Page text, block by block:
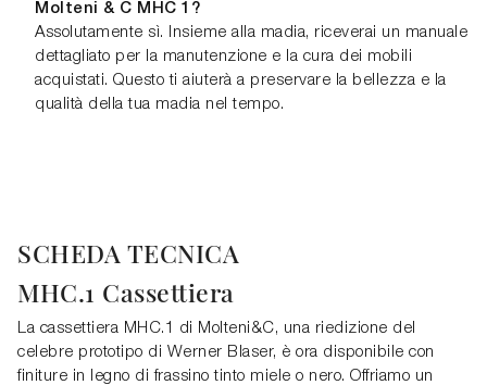
Molteni & C MHC 1?
Assolutamente sì. Insieme alla madia, riceverai un manuale
dettagliato per la manutenzione e la cura dei mobili
acquistati. Questo ti aiuterà a preservare la bellezza e la
qualità della tua madia nel tempo.
SCHEDA TECNICA
MHC.1 Cassettiera
La cassettiera MHC.1 di Molteni&C, una riedizione del
celebre prototipo di Werner Blaser, è ora disponibile con
finiture in legno di frassino tinto miele o nero. Offriamo un